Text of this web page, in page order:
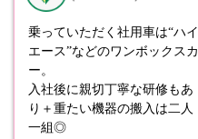
乗っていただく社用車は“ハイ
エース”などのワンボックスカ
ー。
入社後に親切丁寧な研修もあ
り＋重たい機器の搬入は二人
一組◎